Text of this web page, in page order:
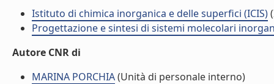
Istituto di chimica inorganica e delle superfici (ICIS)
Progettazione e sintesi di sistemi molecolari
Autore CNR di
MARINA PORCHIA(Unità di personale interno)